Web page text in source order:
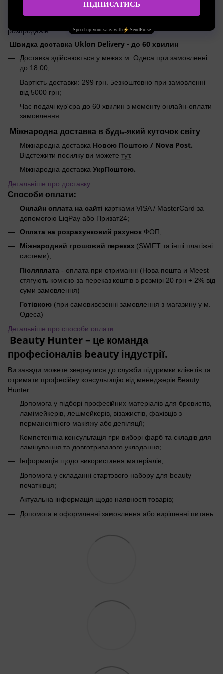
розпродажів.
Швидка доставка Uklon Delivery - до 60 хвилин
Доставка здійснюється у межах м. Одеса при замовленні
до 18:00;
Вартість доставки: 299 грн. Безкоштовно при замовленні
від 5000 грн;
Час подачі кур'єра до 60 хвилин з моменту онлайн-оплати
замовлення.
Міжнародна доставка в будь-який куточок світу
Міжнародна доставка Новою Поштою / Nova Post.
Відстежити посилку ви можете тут.
Міжнародна доставка УкрПоштою.
Детальніше про доставку
Способи оплати:
Онлайн оплата на сайті картками VISA / MasterCard за
допомогою LiqPay або Приват24;
Оплата на розрахунковий рахунок ФОП;
Міжнародний грошовий переказ (SWIFT та інші платіжні
системи);
Післяплата - оплата при отриманні (Нова пошта и Meest
стягують комісію за переказ коштів в розмірі 20 грн + 2% від
суми замовлення)
Готівкою (при самовивезенні замовлення з магазину у м.
Одеса)
Детальніше про способи оплати
Beauty Hunter – це команда
професіоналів beauty індустрії.
Ви завжди можете звернутися до служби підтримки клієнтів та
отримати професійну консультацію від менеджерів Beauty
Hunter.
Допомога у підборі професійних матеріалів для бровистів,
ламімейкерів, лешмейкерів, візажистів, фахівців з
перманентного макіяжу або депіляції;
Компетентна консультація при виборі фарб та складів для
ламінування та довготривалого укладання;
Інформація щодо використання матеріалів;
Допомога у складанні стартового набору для beauty
початківця;
Актуальна інформація щодо наявності товарів;
Допомога в оформленні замовлення або вирішенні питань.